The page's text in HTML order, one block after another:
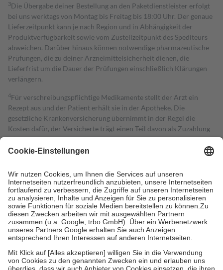
3Die Übergabe deiner Bestellung an den Paketdienstleister erfolgt
bei uns werktags von Montag bis Freitag bis 18:00 Uhr. Der genaue
Lieferzeitpunkt kann je nach Region und in Abhängigkeit der
Produktverfügbarkeit sowie vom Zustellzeitpunkt des Spediteurs
abweichen. Darüber hinaus können notwendige pharmazeutische
Prüfungen, die zu deiner Arzneimittelsicherheit dienen, die
Lieferfrist um die Dauer der Prüfungen einschließlich Klärungen
verlängern.
4Für verschreibungspflichtige Medikamente stellt der Arzt ein
Rezept aus und der Patient erhält sie in der Apotheke. Die
gesetzliche Krankenversicherung übernimmt in der Regel die
Kosten dafür, der Versicherte trägt einen Teil davon als Zuzahlung
mit.
Grundsätzlich leisten Mitglieder Zuzahlungen in Höhe von zehn
höchstens zehn Euro.
Es sind jedoch nie mehr als die tatsächlichen
Kosten der Leistung zu entrichten.
Diese Regeln gelten grundsätzlich auch für Online-Apotheken.
Bei Heilmitteln und häuslicher Krankenpflege beträgt die
Zuzahlung zehn Prozent der Kosten sowie zehn Euro je
Verordnung.
Um das Engagement der Versicherten für ihre eigene Gesundheit zu
stärken und die besondere Stellung der Familie zu unterstützen,
fallenkeine Zuzahlungenan bei:
• Kindern und Jugendlichen bis zum vollendeten 18. Lebensjahr